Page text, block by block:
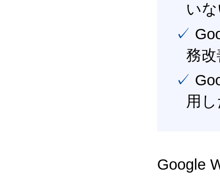
い
✓ Google Workspace（旧G Suite） を活用し、業
務
✓ Google Workspace（旧G Suite） を最大限に活
用
Google